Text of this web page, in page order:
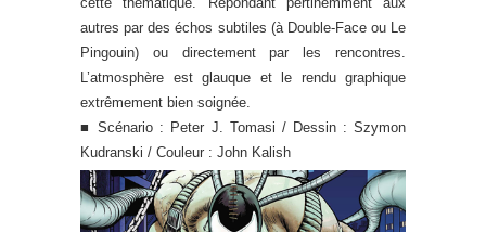
autres par des échos subtiles (à Double-Face ou Le
Pingouin) ou directement par les rencontres.
L’atmosphère est glauque et le rendu graphique
extrêmement bien soignée.
■ Scénario : Peter J. Tomasi / Dessin : Szymon
Kudranski / Couleur : John Kalish